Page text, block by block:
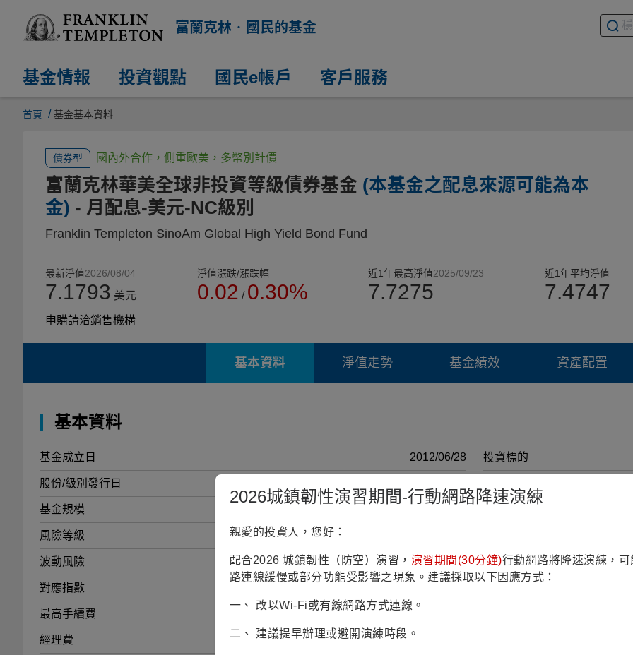
富蘭克林‧國民的基金
搜尋
請輸
基金情報 投資觀點 國民e帳戶 客戶服務
首頁 / 基金基本資料
債券型 國內外合作，側重歐美，多幣別計價
富蘭克林華美全球非投資等級債券基金 (本基金之配息來源可能為本
金) - 月配息-美元-NC級別
Franklin Templeton SinoAm Global High Yield Bond Fund
最新淨值2026/08/04
7.1793 美元
淨值漲跌/漲跌幅
0.02 / 0.30%
近1年最高淨值2025/09/23
7.7275
近1年平均淨值
7.4747
申購請洽銷售機構
基本資料 淨值走勢 基金績效 資產配置
基本資料
基金成立日 2012/06/28
股份/級別發行日
基金規模
風險等級
波動風險 4.18% (理柏三年期原幣別)
對應指數
最高手續費 遞延銷售手續費率
經理費
投資標的
彭博代號
2026城鎮韌性演習期間-行動網路降速演練
親愛的投資人，您好：
配合2026 城鎮韌性（防空）演習， 演習期間(30分鐘)行動網路將降速演練，
路連線緩慢或部分功能受影響之現象。建議採取以下因應方式：
一、 改以Wi-Fi或有線網路方式連線。
二、 建議提早辦理或避開演練時段。